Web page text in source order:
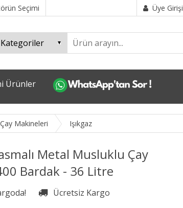
Seçimi Üye Girişi
Ürünler
Makineleri Işıkgaz
Metal Musluklu Çay
Bardak - 36 Litre